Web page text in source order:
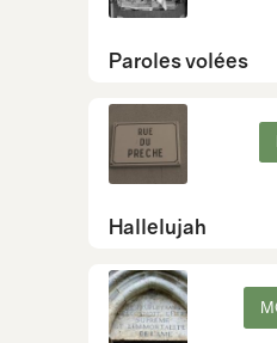
Paroles volées
Hallelujah